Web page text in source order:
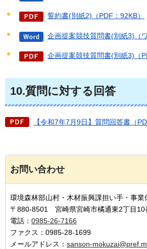
誓約書(別紙2)（PDF：92KB）
企画提案競技質問書(別紙3)（
企画提案競技質問書(別紙3)（
10.質問に対する回答
【令和7年7月9日】質問回答書（
お問い合わせ
環境森林部山村・木材振興課担い手・事業
〒880-8501 宮崎県宮崎市橘通東2丁目10
電話： 0985-26-7166
ファクス：0985-28-1699
メールアドレス： sanson-